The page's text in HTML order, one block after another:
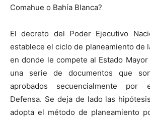
Comahue o Bahía Blanca?
El decreto del Poder Ejecutivo
establece el ciclo de planeamiento de
en donde le compete al Estado
una serie de documentos que
aprobados secuencialmente
Defensa. Se deja de lado las
adopta el método de planeamiento